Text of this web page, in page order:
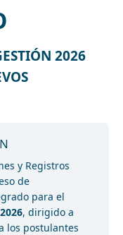
2026
y Registros
de
para el
, dirigido a
los postulantes